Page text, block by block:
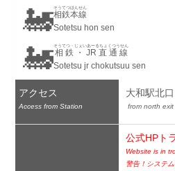
🚂相鉄本線
そうてつほんせん
Sotetsu hon sen
🚂相鉄・JR直通線
そうてつ・じぇいあーるちょくつうせん
Sotetsu jr chokutsuu sen
アクセス
Access from Station
大和駅北口
from north
公式HPト
Website is in
警告！システ